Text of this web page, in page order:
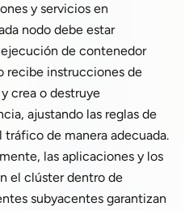
y servicios en
nodo debe estar
de contenedor
recibe instrucciones de
crea o destruye
ajustando las reglas de
tráfico de manera adecuada.
las aplicaciones y los
el clúster dentro de
subyacentes garantizan